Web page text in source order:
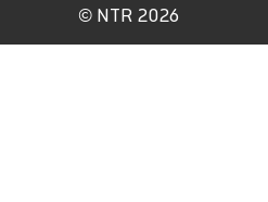
© NTR 2026